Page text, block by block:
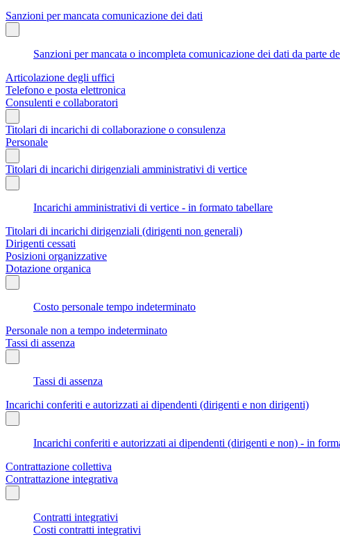
Sanzioni per mancata comunicazione dei dati
Sanzioni per mancata o incompleta comunicazione dei dati da parte
Articolazione degli uffici
Telefono e posta elettronica
Consulenti e collaboratori
Titolari di incarichi di collaborazione o consulenza
Personale
Titolari di incarichi dirigenziali amministrativi di vertice
Incarichi amministrativi di vertice - in formato tabellare
Titolari di incarichi dirigenziali (dirigenti non generali)
Dirigenti cessati
Posizioni organizzative
Dotazione organica
Costo personale tempo indeterminato
Personale non a tempo indeterminato
Tassi di assenza
Tassi di assenza
Incarichi conferiti e autorizzati ai dipendenti (dirigenti e non dirigenti)
Incarichi conferiti e autorizzati ai dipendenti (dirigenti e non) - in
Contrattazione collettiva
Contrattazione integrativa
Contratti integrativi
Costi contratti integrativi